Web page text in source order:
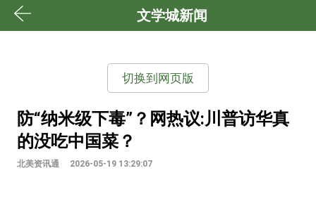
文学城新闻
切换到网页版
防“纳米级下毒”？网热议:川普访华真
的没吃中国菜？
北美资讯通 2026-05-19 13:29:07